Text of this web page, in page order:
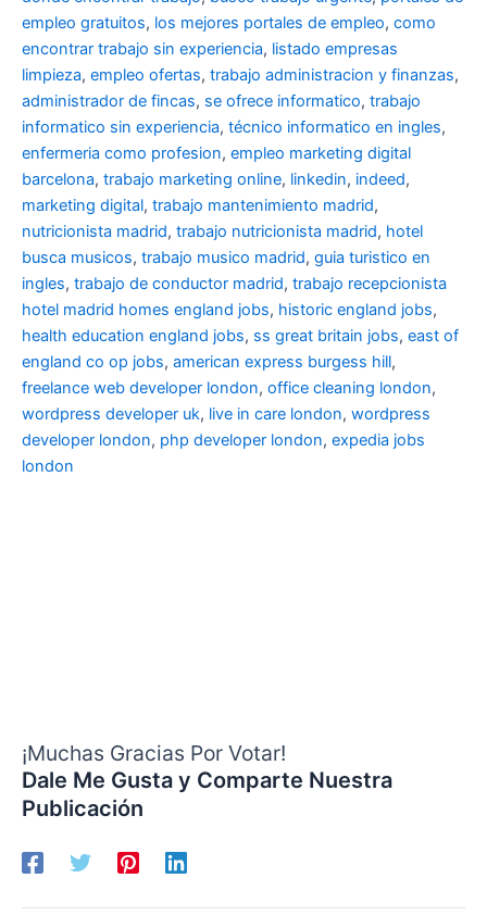
empleo gratuitos, los mejores portales de empleo, como
encontrar trabajo sin experiencia, listado empresas
limpieza, empleo ofertas, trabajo administracion y finanzas,
administrador de fincas, se ofrece informatico, trabajo
informatico sin experiencia, técnico informatico en ingles,
enfermeria como profesion, empleo marketing digital
barcelona, trabajo marketing online, linkedin, indeed,
marketing digital, trabajo mantenimiento madrid,
nutricionista madrid, trabajo nutricionista madrid, hotel
busca musicos, trabajo musico madrid, guia turistico en
ingles, trabajo de conductor madrid, trabajo recepcionista
hotel madrid homes england jobs, historic england jobs,
health education england jobs, ss great britain jobs, east of
england co op jobs, american express burgess hill,
freelance web developer london, office cleaning london,
wordpress developer uk, live in care london, wordpress
developer london, php developer london, expedia jobs
london
¡Muchas Gracias Por Votar!
Dale Me Gusta y Comparte Nuestra
Publicación